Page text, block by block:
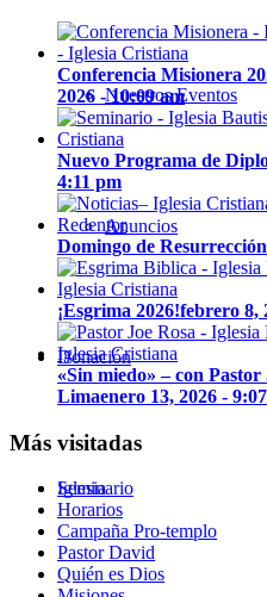
Nuestros Eventos
Anuncios
Donación
Seminario
Conferencia Misionera
2026 - 10:09 am
Nuevo Programa de
4:11 pm
Domingo de Resurrección
¡Esgrima 2026!febrero 8,
«Sin miedo» – con
Limaenero 13, 2026 -
Más visitadas
Iglesia
Horarios
Campaña Pro-templo
Pastor David
Quién es Dios